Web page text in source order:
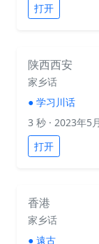
打开
陕西西安
家乡话
● 学习川话
3 秒 · 2023年5
打开
香港
家乡话
● 遠古